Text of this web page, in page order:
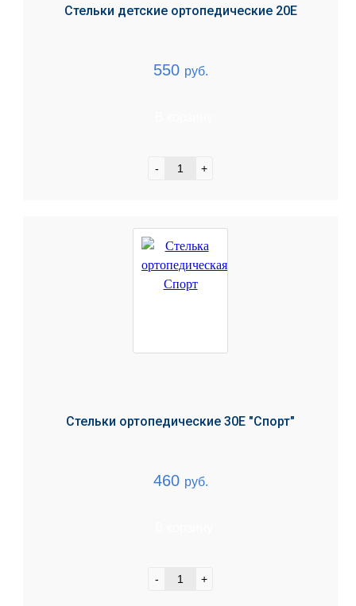
Стельки детские ортопедические 20Е
550 руб.
- +
Стельки ортопедические 30Е "Спорт"
460 руб.
- +